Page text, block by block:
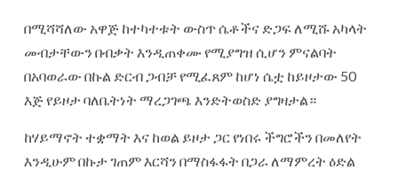
በሚሻሻለው አዋጅ ከተካተቱት ውስጥ ሴቶችና ድጋፍ ለሚሹ አካላት
መብታቸውን በብቃት እንዲጠቀሙ የሚያግዝ ሲሆን ምናልባት
በአባወራው በኩል ድርብ ጋብቻ የሚፈጸም ከሆነ ሴቷ ከይዞታው 50
እጅ የይዞታ ባለቤትነት ማረጋገጫ እንድትወስድ ያግዛታል።
ከሃይማኖት ተቋማት እና ከወል ይዞታ ጋር የነበሩ ችግሮችን በመለየት
እንዲሁም በኩታ ገጠም እርሻን በማስፋፋት በጋራ ለማምረት ዕድል